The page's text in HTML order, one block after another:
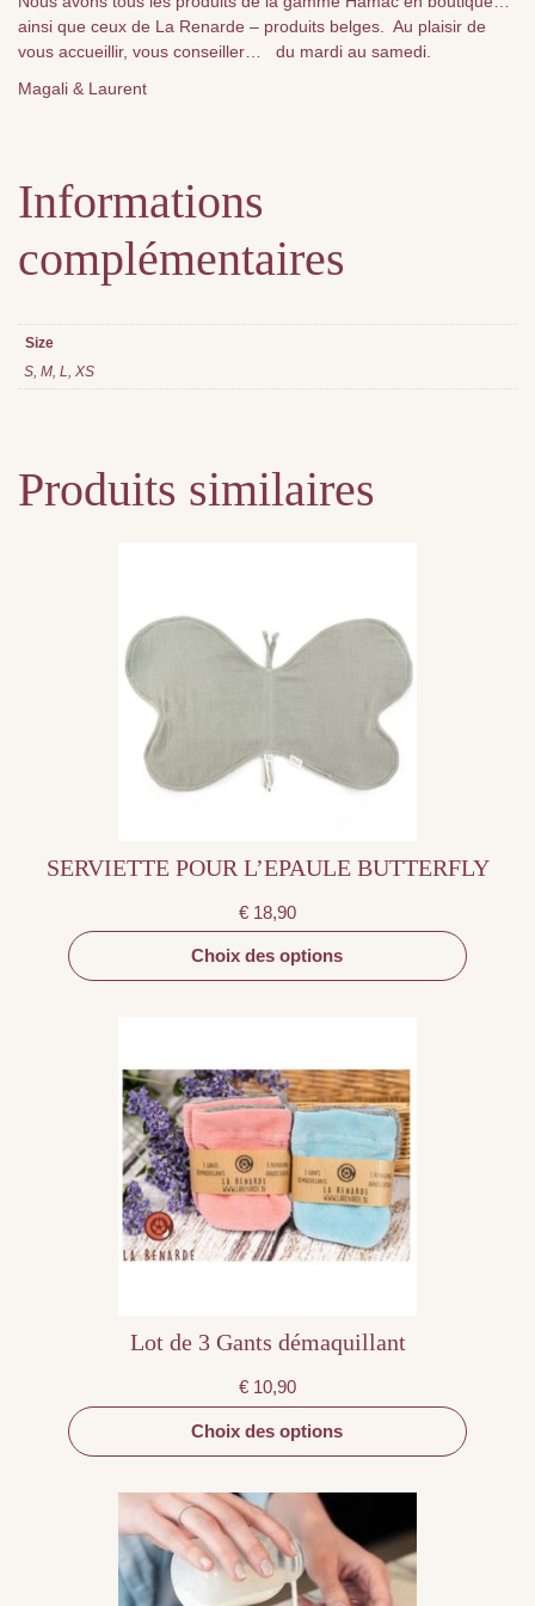
ainsi que ceux de La Renarde – produits belges. Au plaisir de
vous accueillir, vous conseiller… du mardi au samedi.
Magali & Laurent
Informations
complémentaires
Size
S, M, L, XS
Produits similaires
SERVIETTE POUR L’EPAULE BUTTERFLY
€ 18,90
Choix des options
Les
options
peuvent
page
du
Lot de 3 Gants démaquillant
€ 10,90
Choix des options
plusieurs
variations.
Les
options
peuvent
être
choisies
sur
page
du
Ce
produit
a
plusieurs
variations.
Les